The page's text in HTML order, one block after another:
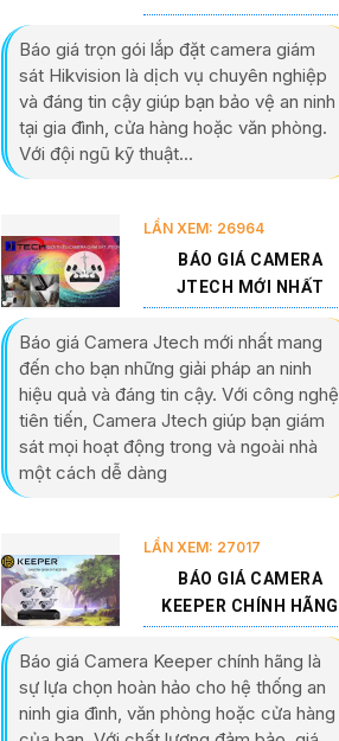
Báo giá trọn gói lắp đặt camera giám
sát Hikvision là dịch vụ chuyên nghiệp
và đáng tin cậy giúp bạn bảo vệ an ninh
tại gia đình, cửa hàng hoặc văn phòng.
Với đội ngũ kỹ thuật...
LẦN XEM: 26964
BÁO GIÁ CAMERA
JTECH MỚI NHẤT
Báo giá Camera Jtech mới nhất mang
đến cho bạn những giải pháp an ninh
hiệu quả và đáng tin cậy. Với công nghệ
tiên tiến, Camera Jtech giúp bạn giám
sát mọi hoạt động trong và ngoài nhà
một cách dễ dàng
LẦN XEM: 27017
BÁO GIÁ CAMERA
KEEPER CHÍNH HÃNG
Báo giá Camera Keeper chính hãng là
sự lựa chọn hoàn hảo cho hệ thống an
ninh gia đình, văn phòng hoặc cửa hàng